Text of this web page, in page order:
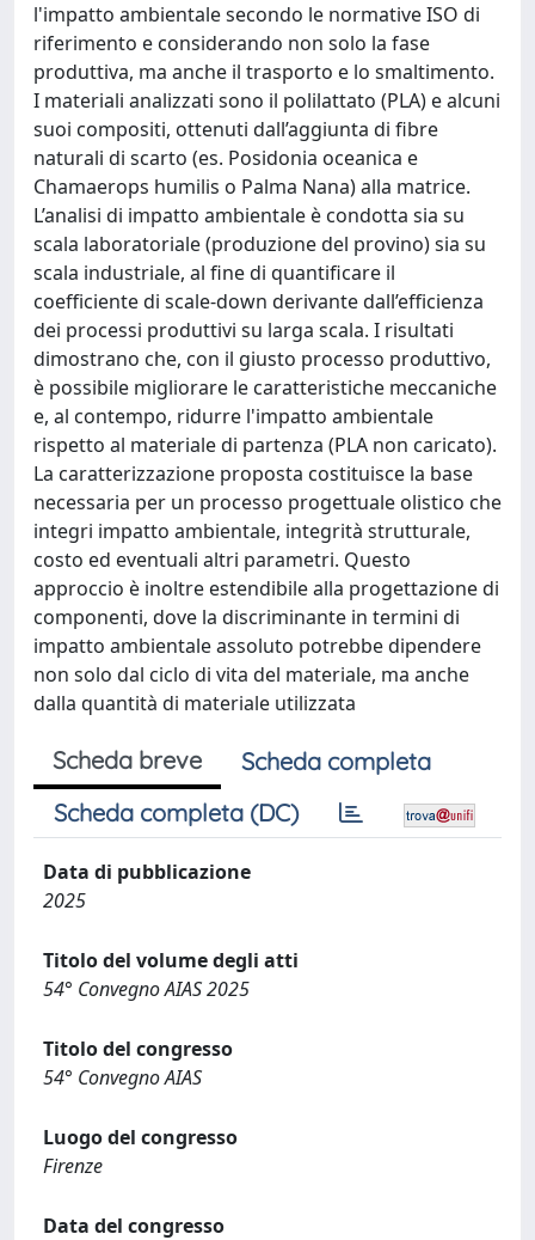
l'impatto ambientale secondo le normative ISO di
riferimento e considerando non solo la fase
produttiva, ma anche il trasporto e lo smaltimento.
I materiali analizzati sono il polilattato (PLA) e alcuni
suoi compositi, ottenuti dall’aggiunta di fibre
naturali di scarto (es. Posidonia oceanica e
Chamaerops humilis o Palma Nana) alla matrice.
L’analisi di impatto ambientale è condotta sia su
scala laboratoriale (produzione del provino) sia su
scala industriale, al fine di quantificare il
coefficiente di scale-down derivante dall’efficienza
dei processi produttivi su larga scala. I risultati
dimostrano che, con il giusto processo produttivo,
è possibile migliorare le caratteristiche meccaniche
e, al contempo, ridurre l'impatto ambientale
rispetto al materiale di partenza (PLA non caricato).
La caratterizzazione proposta costituisce la base
necessaria per un processo progettuale olistico che
integri impatto ambientale, integrità strutturale,
costo ed eventuali altri parametri. Questo
approccio è inoltre estendibile alla progettazione di
componenti, dove la discriminante in termini di
impatto ambientale assoluto potrebbe dipendere
non solo dal ciclo di vita del materiale, ma anche
dalla quantità di materiale utilizzata
Scheda breve
Scheda completa
Scheda completa (DC)
Data di pubblicazione
2025
Titolo del volume degli atti
54° Convegno AIAS 2025
Titolo del congresso
54° Convegno AIAS
Luogo del congresso
Firenze
Data del congresso